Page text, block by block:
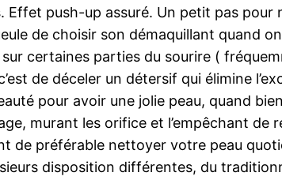
push-up assuré. Un petit pas pour
de choisir son démaquillant quand
certaines parties du sourire (
de déceler un détersif qui élimine
pour avoir une jolie peau, quand
murant les orifice et l’empêchant
de préférable nettoyer votre peau
disposition différentes, du